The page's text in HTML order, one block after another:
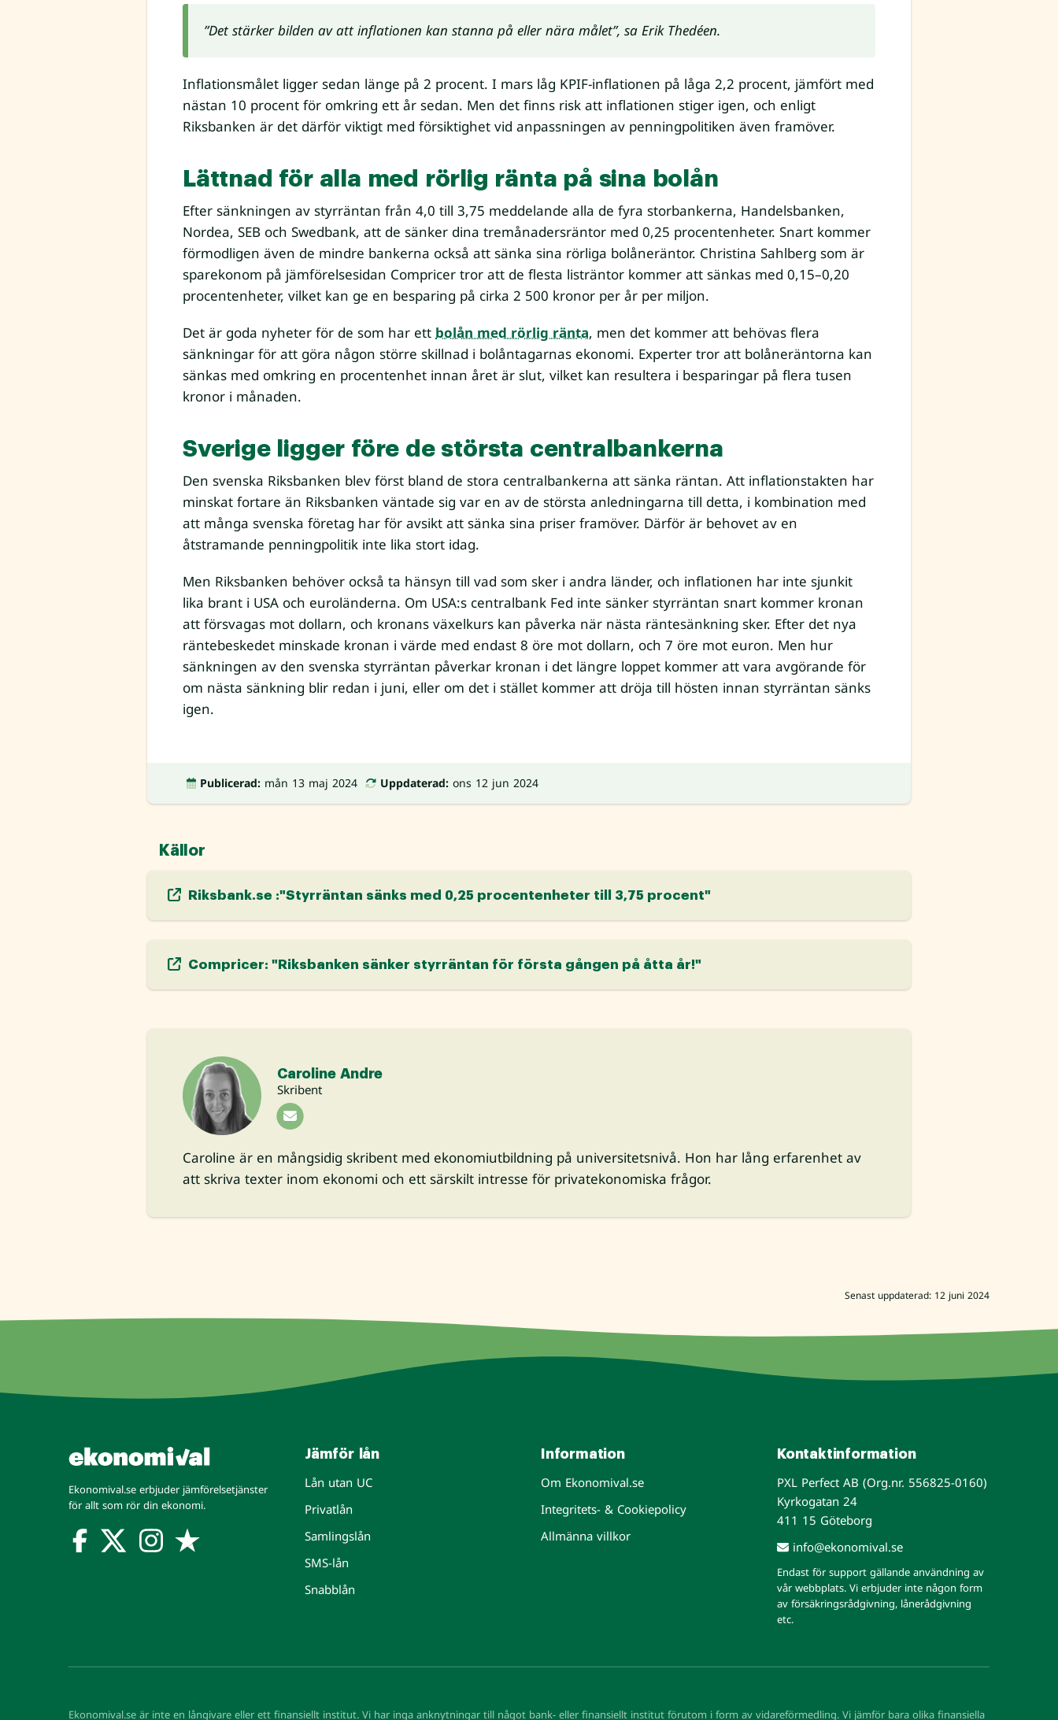
”Det stärker bilden av att inflationen kan stanna på eller nära målet”, sa Erik Thedéen.
Inflationsmålet ligger sedan länge på 2 procent. I mars låg KPIF-inflationen på låga 2,2 procent, jämfört med
nästan 10 procent för omkring ett år sedan. Men det finns risk att inflationen stiger igen, och enligt
Riksbanken är det därför viktigt med försiktighet vid anpassningen av penningpolitiken även framöver.
Lättnad för alla med rörlig ränta på sina bolån
Efter sänkningen av styrräntan från 4,0 till 3,75 meddelande alla de fyra storbankerna, Handelsbanken,
Nordea, SEB och Swedbank, att de sänker dina tremånadersräntor med 0,25 procentenheter. Snart kommer
förmodligen även de mindre bankerna också att sänka sina rörliga bolåneräntor. Christina Sahlberg som är
sparekonom på jämförelsesidan Compricer tror att de flesta listräntor kommer att sänkas med 0,15–0,20
procentenheter, vilket kan ge en besparing på cirka 2 500 kronor per år per miljon.
Det är goda nyheter för de som har ett bolån med rörlig ränta, men det kommer att behövas flera
sänkningar för att göra någon större skillnad i bolåntagarnas ekonomi. Experter tror att bolåneräntorna kan
sänkas med omkring en procentenhet innan året är slut, vilket kan resultera i besparingar på flera tusen
kronor i månaden.
Sverige ligger före de största centralbankerna
Den svenska Riksbanken blev först bland de stora centralbankerna att sänka räntan. Att inflationstakten har
minskat fortare än Riksbanken väntade sig var en av de största anledningarna till detta, i kombination med
att många svenska företag har för avsikt att sänka sina priser framöver. Därför är behovet av en
åtstramande penningpolitik inte lika stort idag.
Men Riksbanken behöver också ta hänsyn till vad som sker i andra länder, och inflationen har inte sjunkit
lika brant i USA och euroländerna. Om USA:s centralbank Fed inte sänker styrräntan snart kommer kronan
att försvagas mot dollarn, och kronans växelkurs kan påverka när nästa räntesänkning sker. Efter det nya
räntebeskedet minskade kronan i värde med endast 8 öre mot dollarn, och 7 öre mot euron. Men hur
sänkningen av den svenska styrräntan påverkar kronan i det längre loppet kommer att vara avgörande för
om nästa sänkning blir redan i juni, eller om det i stället kommer att dröja till hösten innan styrräntan sänks
igen.
Publicerad: mån 13 maj 2024 Uppdaterad: ons 12 jun 2024
Källor
Riksbank.se :"Styrräntan sänks med 0,25 procentenheter till 3,75 procent"
Compricer: "Riksbanken sänker styrräntan för första gången på åtta år!"
Caroline Andre
Skribent
Caroline är en mångsidig skribent med ekonomiutbildning på universitetsnivå. Hon har lång erfarenhet av
att skriva texter inom ekonomi och ett särskilt intresse för privatekonomiska frågor.
Senast uppdaterad: 12 juni 2024
Ekonomival.se erbjuder jämförelsetjänster
för allt som rör din ekonomi.
Jämför lån
Lån utan UC
Privatlån
Samlingslån
SMS-lån
Snabblån
Information
Om Ekonomival.se
Integritets- & Cookiepolicy
Allmänna villkor
Kontaktinformation
PXL Perfect AB (Org.nr. 556825-0160)
Kyrkogatan 24
411 15 Göteborg
info@ekonomival.se
Endast för support gällande användning av
vår webbplats. Vi erbjuder inte någon form
av försäkringsrådgivning, lånerådgivning
etc.
Ekonomival.se är inte en långivare eller ett finansiellt institut. Vi har inga anknytningar till något bank- eller finansiellt institut förutom i form av vidareförmedling. Vi jämför bara olika finansiella